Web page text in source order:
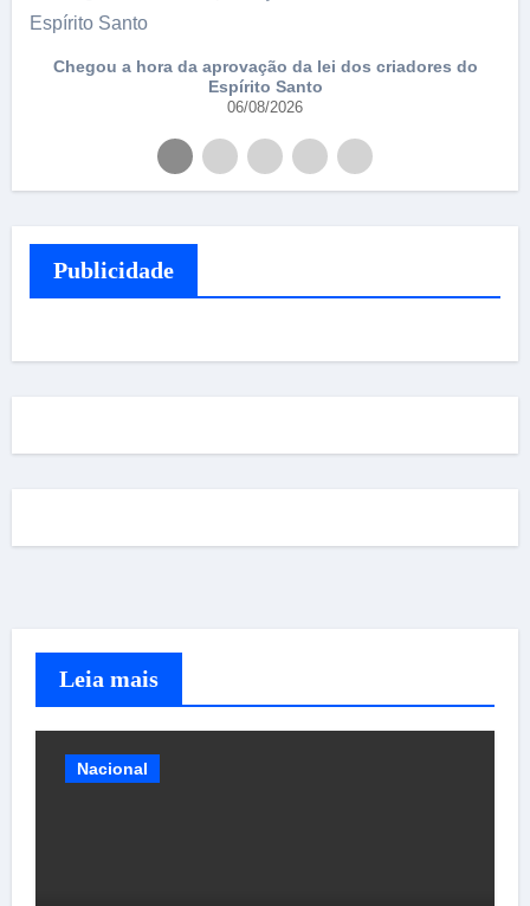
Chegou a hora da aprovação da lei dos criadores do
Espírito Santo
06/08/2026
Publicidade
Leia mais
Nacional